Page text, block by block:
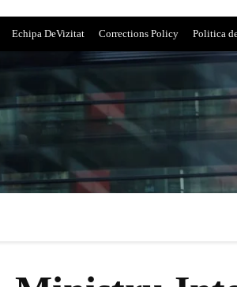
Echipa DeVizitat Corrections Policy Politica